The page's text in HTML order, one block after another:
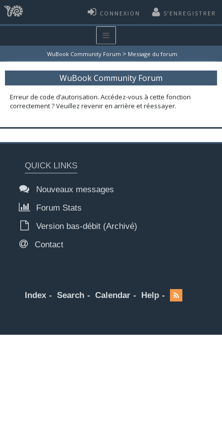
CONNEXION S’ENREGISTRER
WuBook Community Forum > Message du forum
WuBook Community Forum
Erreur de code d’autorisation. Accédez-vous à cette fonction
correctement ? Veuillez revenir en arrière et réessayer.
QUICK LINKS
Nouveaux messages
Forum Stats
Version bas-débit (Archivé)
Contact
Index Search Calendar Help